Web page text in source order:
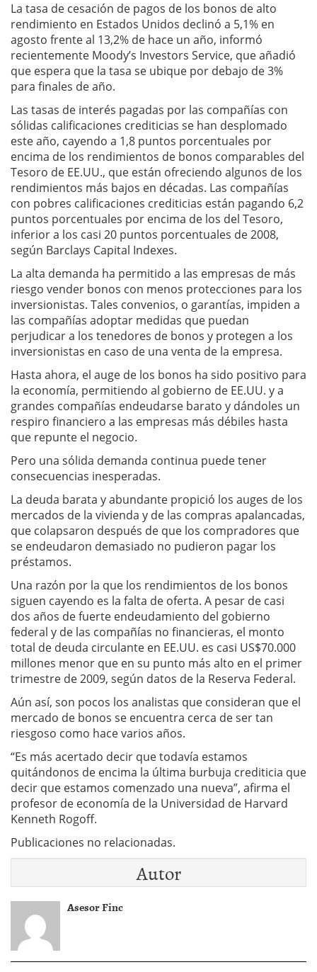
La tasa de cesación de pagos de los bonos de alto
rendimiento en Estados Unidos declinó a 5,1% en
agosto frente al 13,2% de hace un año, informó
recientemente Moody’s Investors Service, que añadió
que espera que la tasa se ubique por debajo de 3%
para finales de año.
Las tasas de interés pagadas por las compañías con
sólidas calificaciones crediticias se han desplomado
este año, cayendo a 1,8 puntos porcentuales por
encima de los rendimientos de bonos comparables del
Tesoro de EE.UU., que están ofreciendo algunos de los
rendimientos más bajos en décadas. Las compañías
con pobres calificaciones crediticias están pagando 6,2
puntos porcentuales por encima de los del Tesoro,
inferior a los casi 20 puntos porcentuales de 2008,
según Barclays Capital Indexes.
La alta demanda ha permitido a las empresas de más
riesgo vender bonos con menos protecciones para los
inversionistas. Tales convenios, o garantías, impiden a
las compañías adoptar medidas que puedan
perjudicar a los tenedores de bonos y protegen a los
inversionistas en caso de una venta de la empresa.
Hasta ahora, el auge de los bonos ha sido positivo para
la economía, permitiendo al gobierno de EE.UU. y a
grandes compañías endeudarse barato y dándoles un
respiro financiero a las empresas más débiles hasta
que repunte el negocio.
Pero una sólida demanda continua puede tener
consecuencias inesperadas.
La deuda barata y abundante propició los auges de los
mercados de la vivienda y de las compras apalancadas,
que colapsaron después de que los compradores que
se endeudaron demasiado no pudieron pagar los
préstamos.
Una razón por la que los rendimientos de los bonos
siguen cayendo es la falta de oferta. A pesar de casi
dos años de fuerte endeudamiento del gobierno
federal y de las compañías no financieras, el monto
total de deuda circulante en EE.UU. es casi US$70.000
millones menor que en su punto más alto en el primer
trimestre de 2009, según datos de la Reserva Federal.
Aún así, son pocos los analistas que consideran que el
mercado de bonos se encuentra cerca de ser tan
riesgoso como hace varios años.
“Es más acertado decir que todavía estamos
quitándonos de encima la última burbuja crediticia que
decir que estamos comenzado una nueva”, afirma el
profesor de economía de la Universidad de Harvard
Kenneth Rogoff.
Publicaciones no relacionadas.
Autor
Asesor Finc